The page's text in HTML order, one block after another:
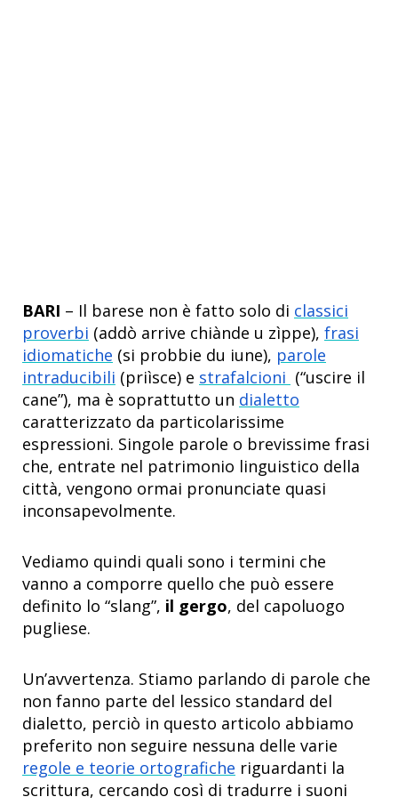
BARI – Il barese non è fatto solo di classici
proverbi (addò arrive chiànde u zìppe), frasi
idiomatiche (si probbie du iune), parole
intraducibili (priìsce) e strafalcioni (“uscire il
cane”), ma è soprattutto un dialetto
caratterizzato da particolarissime
espressioni. Singole parole o brevissime frasi
che, entrate nel patrimonio linguistico della
città, vengono ormai pronunciate quasi
inconsapevolmente.
Vediamo quindi quali sono i termini che
vanno a comporre quello che può essere
definito lo “slang”, il gergo, del capoluogo
pugliese.
Un’avvertenza. Stiamo parlando di parole che
non fanno parte del lessico standard del
dialetto, perciò in questo articolo abbiamo
preferito non seguire nessuna delle varie
regole e teorie ortografiche riguardanti la
scrittura, cercando così di tradurre i suoni